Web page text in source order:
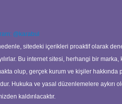
@karabul
sitedeki içerikleri proaktif olarak
Bu internet sitesi, herhangi bir marka,
olup, gerçek kurum ve kişiler hakkında
Hukuka ve yasal düzenlemelere aykırı
kaldırılacaktır.